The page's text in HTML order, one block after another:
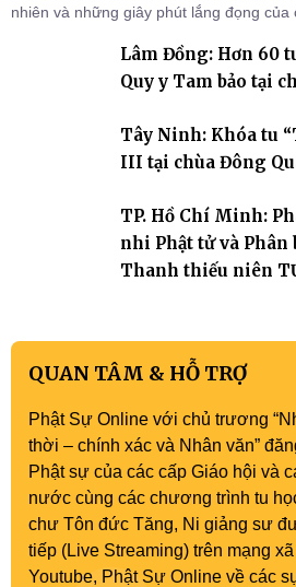
nhiên và những giây phút lắng đọng của
Tháp). Những tuần tu học ngắn ngủi
trang quý báu, gieo những hạt giống
Lâm Đồng: Hơn 60
Quy y Tam bảo tại
Tây Ninh: Khóa tu
III tại chùa Đông
TP. Hồ Chí Minh:
nhi Phật tử và Phân
Thanh thiếu niên
QUAN TÂM & HỖ TRỢ
Phật Sự Online với chủ trương
thời – chính xác và Nhân văn”
Phật sự của các cấp Giáo hội và
nước cùng các chương trình tu
chư Tôn đức Tăng, Ni giảng sư
tiếp (Live Streaming) trên mạng
Youtube, Phật Sự Online về các